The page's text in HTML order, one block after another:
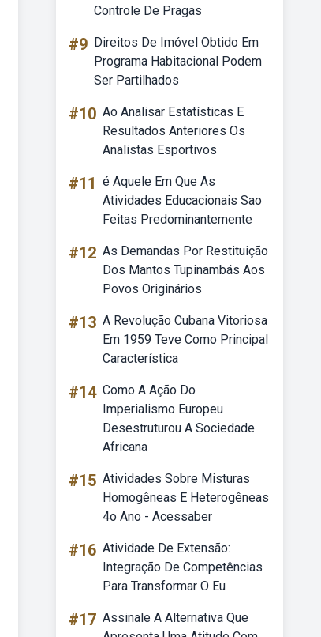
Controle De Pragas
#9 Direitos De Imóvel Obtido Em
Programa Habitacional Podem
Ser Partilhados
#10 Ao Analisar Estatísticas E
Resultados Anteriores Os
Analistas Esportivos
#11 é Aquele Em Que As
Atividades Educacionais Sao
Feitas Predominantemente
#12 As Demandas Por Restituição
Dos Mantos Tupinambás Aos
Povos Originários
#13 A Revolução Cubana Vitoriosa
Em 1959 Teve Como Principal
Característica
#14 Como A Ação Do
Imperialismo Europeu
Desestruturou A Sociedade
Africana
#15 Atividades Sobre Misturas
Homogêneas E Heterogêneas
4o Ano - Acessaber
#16 Atividade De Extensão:
Integração De Competências
Para Transformar O Eu
#17 Assinale A Alternativa Que